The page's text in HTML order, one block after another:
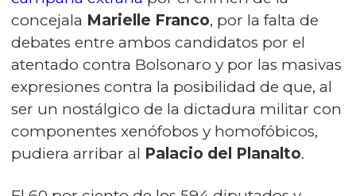
concejala Marielle Franco, por la falta de
debates entre ambos candidatos por el
atentado contra Bolsonaro y por las masivas
expresiones contra la posibilidad de que, al
ser un nostálgico de la dictadura militar con
componentes xenófobos y homofóbicos,
pudiera arribar al Palacio del Planalto.